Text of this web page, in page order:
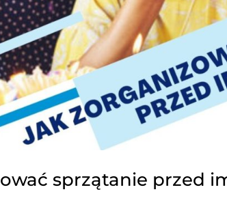
sprzątanie przed